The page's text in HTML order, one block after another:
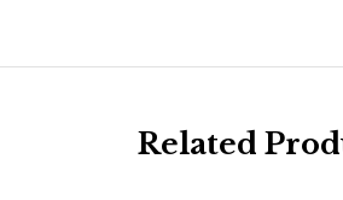
Related